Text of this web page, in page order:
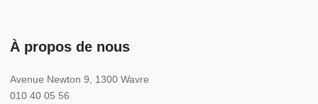
À propos de nous
Avenue Newton 9, 1300 Wavre
010 40 05 56